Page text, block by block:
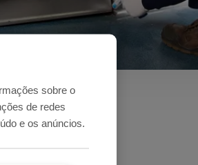
sobre o
de redes
e os anúncios.